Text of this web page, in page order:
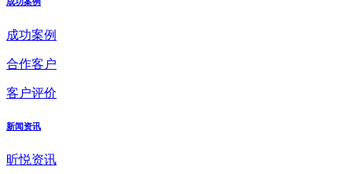
成功案例
合作客户
客户评价
新闻资讯
昕悦资讯